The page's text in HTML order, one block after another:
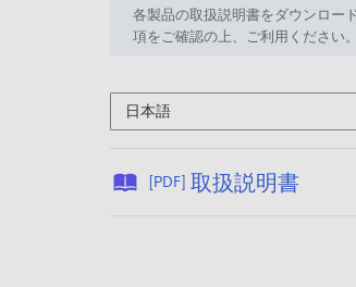
各製品の取扱説明書をダウンロー
項をご確認の上、ご利用ください。
日本語
[PDF] 取扱説明書公